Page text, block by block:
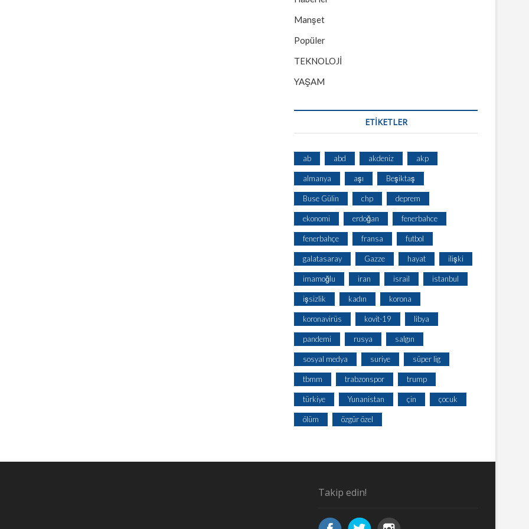
Manşet
Popüler
TEKNOLOJİ
YAŞAM
ETİKETLER
ab abd akdeniz akp
almanya aşı Beşiktaş
Buse Gülin chp deprem
ekonomi erdoğan fenerbahce
fenerbahçe fransa futbol
galatasaray Gazze hayat ilişki
imamoğlu iran israil istanbul
işsizlik kadın korona
koronavirüs kovit-19 libya
pandemi rusya salgın
sosyal medya suriye süper lig
tbmm trabzonspor trump
türkiye Yunanistan çin çocuk
ölüm özgür özel
Takip edin!